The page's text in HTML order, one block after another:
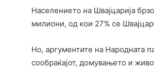
Населението на Швајцарија
милиони, од кои 27% се
Но, аргументите на Народната
сообраќајот, домувањето и